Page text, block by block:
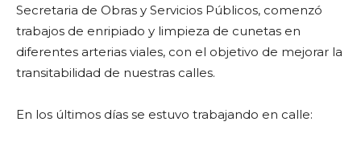
Secretaria de Obras y Servicios Públicos, comenzó
trabajos de enripiado y limpieza de cunetas en
diferentes arterias viales, con el objetivo de mejorar la
transitabilidad de nuestras calles.
En los últimos días se estuvo trabajando en calle: